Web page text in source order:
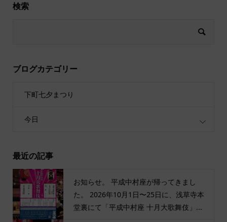
検索
ブログカテゴリー
下町七夕まつり
今日
最近の記事
お知らせ。 平成中村座が帰ってきまし
た。 2026年10月1日〜25日に、浅草寺本
堂裏にて「平成中村座 十月大歌舞伎」...